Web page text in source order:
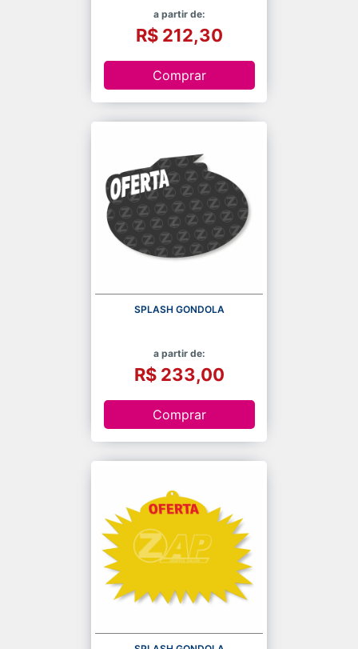
a partir de:
R$ 212,30
Comprar
SPLASH GONDOLA
a partir de:
R$ 233,00
Comprar